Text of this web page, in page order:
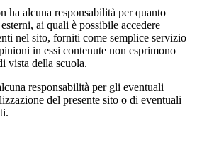
ha alcuna responsabilità per quanto
ai quali è possibile accedere
nel sito, forniti come semplice servizio
in essi contenute non esprimono
vista della scuola.
responsabilità per gli eventuali
del presente sito o di eventuali